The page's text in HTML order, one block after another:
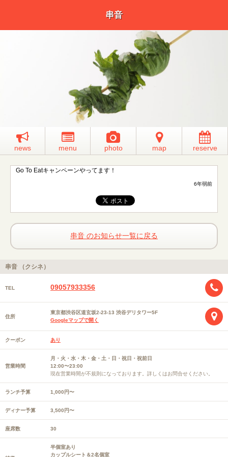
串音
news menu photo map reserve
Go To Eatキャンペーンやってます！
6年弱前
串音 のお知らせ一覧に戻る
串音 （クシネ）
TEL 09057933356
住所
東京都渋谷区道玄坂2-23-13 渋谷デリタワー5F
Googleマップで開く
クーポン あり
営業時間
月・火・水・木・金・土・日・祝日・祝前日
12:00〜23:00
現在営業時間が不規則になっております。詳しくはお問合せください。
ランチ予算 1,000円〜
ディナー予算 3,500円〜
座席数 30
半個室あり
カップルシート＆2名個室